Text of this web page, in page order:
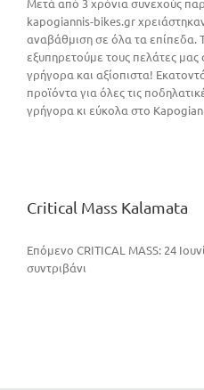
Μετά από 3 χρόνια συνεχούς
kapogiannis-bikes.gr
αναβάθμιση σε όλα τα
εξυπηρετούμε τους πελάτες
γρήγορα και αξίοπιστα!
προϊόντα για όλες τις
γρήγορα κι εύκολα στο
Critical Mass Kalamata
Eπόμενο CRITICAL MASS: 24
συντριβάνι